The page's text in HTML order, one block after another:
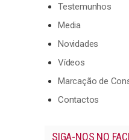
Testemunhos
Media
Novidades
Vídeos
Marcação de
Contactos
SIGA-NOS NO